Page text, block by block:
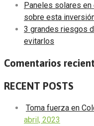
Paneles solares
sobre esta
3 grandes riesgos
evitarlos
Comentarios
RECENT POSTS
Toma fuerza en
abril, 2023